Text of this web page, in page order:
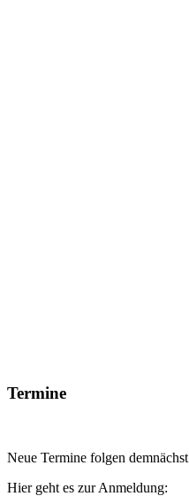
Termine
Neue Termine folgen demnächst
Hier geht es zur Anmeldung: